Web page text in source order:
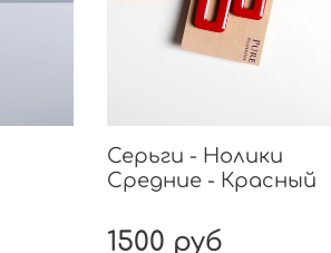
Серьги - Нолики
Средние - Красный
1500 руб